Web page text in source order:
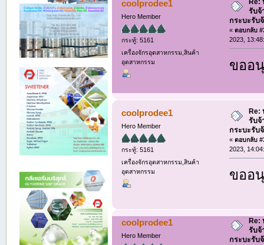
coolprodee1
Hero Member
กระทู้: 5161
เครื่องจักรอุตสาหกรรม,สินค้า
อุตสาหกรรม
รับจ้
กระบะรับ
«ตอบกลับ
2023,
ขออ
coolprodee1
Hero Member
กระทู้: 5161
เครื่องจักรอุตสาหกรรม,สินค้า
อุตสาหกรรม
Re:
รับจ้
กระบะรับ
«ตอบกลับ
2023,
ขออ
coolprodee1
Hero Member
Re:
รับจ้
กระบะรับ